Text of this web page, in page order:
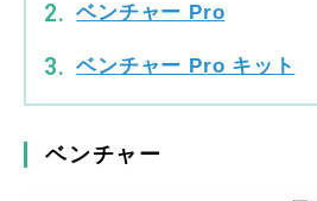
ベンチャー Pro
ベンチャー Pro キット
ベンチャー